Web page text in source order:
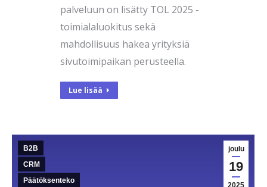
palveluun on lisätty TOL 2025 -
toimialaluokitus sekä
mahdollisuus hakea yrityksiä
sivutoimipaikan perusteella.
Lue lisää
joulu
19
2025
B2B
CRM
Päätöksenteko